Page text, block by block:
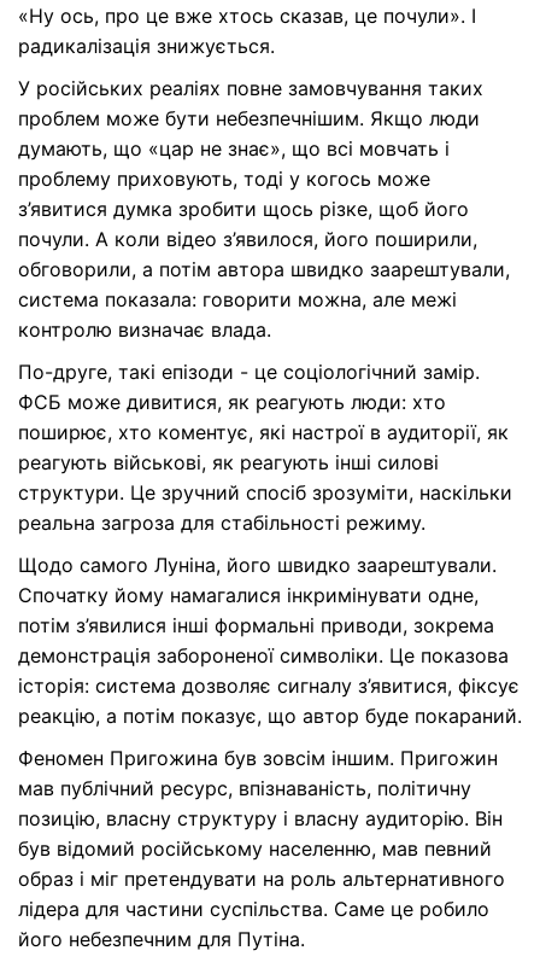
«Ну ось, про це вже хтось сказав, це почули». І
радикалізація знижується.
У російських реаліях повне замовчування таких
проблем може бути небезпечнішим. Якщо люди
думають, що «цар не знає», що всі мовчать і
проблему приховують, тоді у когось може
з’явитися думка зробити щось різке, щоб його
почули. А коли відео з’явилося, його поширили,
обговорили, а потім автора швидко заарештували,
система показала: говорити можна, але межі
контролю визначає влада.
По-друге, такі епізоди - це соціологічний замір.
ФСБ може дивитися, як реагують люди: хто
поширює, хто коментує, які настрої в аудиторії, як
реагують військові, як реагують інші силові
структури. Це зручний спосіб зрозуміти, наскільки
реальна загроза для стабільності режиму.
Щодо самого Луніна, його швидко заарештували.
Спочатку йому намагалися інкримінувати одне,
потім з’явилися інші формальні приводи, зокрема
демонстрація забороненої символіки. Це показова
історія: система дозволяє сигналу з’явитися, фіксує
реакцію, а потім показує, що автор буде покараний.
Феномен Пригожина був зовсім іншим. Пригожин
мав публічний ресурс, впізнаваність, політичну
позицію, власну структуру і власну аудиторію. Він
був відомий російському населенню, мав певний
образ і міг претендувати на роль альтернативного
лідера для частини суспільства. Саме це робило
його небезпечним для Путіна.